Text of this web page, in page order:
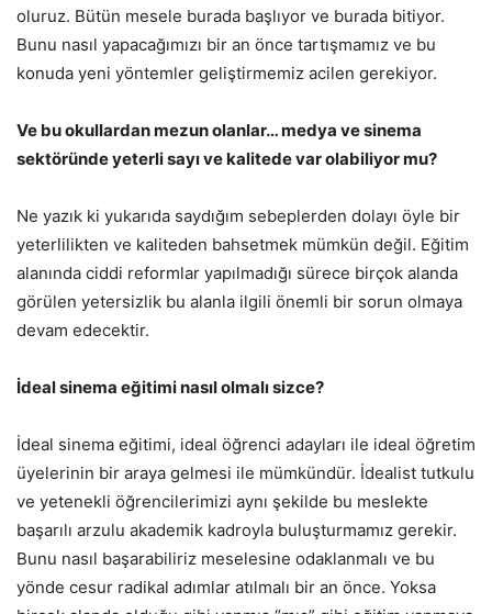
oluruz. Bütün mesele burada başlıyor ve burada bitiyor.
Bunu nasıl yapacağımızı bir an önce tartışmamız ve bu
konuda yeni yöntemler geliştirmemiz acilen gerekiyor.
Ve bu okullardan mezun olanlar… medya ve sinema
sektöründe yeterli sayı ve kalitede var olabiliyor mu?
Ne yazık ki yukarıda saydığım sebeplerden dolayı öyle bir
yeterlilikten ve kaliteden bahsetmek mümkün değil. Eğitim
alanında ciddi reformlar yapılmadığı sürece birçok alanda
görülen yetersizlik bu alanla ilgili önemli bir sorun olmaya
devam edecektir.
İdeal sinema eğitimi nasıl olmalı sizce?
İdeal sinema eğitimi, ideal öğrenci adayları ile ideal öğretim
üyelerinin bir araya gelmesi ile mümkündür. İdealist tutkulu
ve yetenekli öğrencilerimizi aynı şekilde bu meslekte
başarılı arzulu akademik kadroyla buluşturmamız gerekir.
Bunu nasıl başarabiliriz meselesine odaklanmalı ve bu
yönde cesur radikal adımlar atılmalı bir an önce. Yoksa